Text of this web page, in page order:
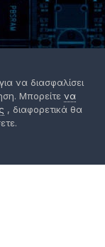
για να διασφαλίσει
Μπορείτε να
, διαφορετικά θα